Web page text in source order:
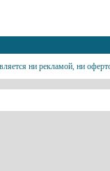
ни рекламой, ни